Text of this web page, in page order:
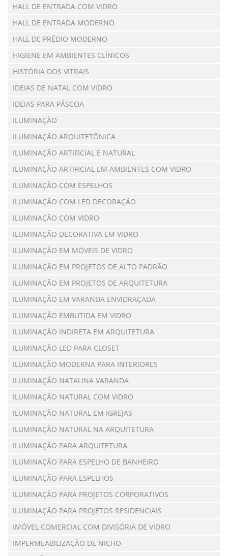
HALL DE ENTRADA COM VIDRO
HALL DE ENTRADA MODERNO
HALL DE PRÉDIO MODERNO
HIGIENE EM AMBIENTES CLÍNICOS
HISTÓRIA DOS VITRAIS
IDEIAS DE NATAL COM VIDRO
IDEIAS PARA PÁSCOA
ILUMINAÇÃO
ILUMINAÇÃO ARQUITETÔNICA
ILUMINAÇÃO ARTIFICIAL E NATURAL
ILUMINAÇÃO ARTIFICIAL EM AMBIENTES COM VIDRO
ILUMINAÇÃO COM ESPELHOS
ILUMINAÇÃO COM LED DECORAÇÃO
ILUMINAÇÃO COM VIDRO
ILUMINAÇÃO DECORATIVA EM VIDRO
ILUMINAÇÃO EM MÓVEIS DE VIDRO
ILUMINAÇÃO EM PROJETOS DE ALTO PADRÃO
ILUMINAÇÃO EM PROJETOS DE ARQUITETURA
ILUMINAÇÃO EM VARANDA ENVIDRAÇADA
ILUMINAÇÃO EMBUTIDA EM VIDRO
ILUMINAÇÃO INDIRETA EM ARQUITETURA
ILUMINAÇÃO LED PARA CLOSET
ILUMINAÇÃO MODERNA PARA INTERIORES
ILUMINAÇÃO NATALINA VARANDA
ILUMINAÇÃO NATURAL COM VIDRO
ILUMINAÇÃO NATURAL EM IGREJAS
ILUMINAÇÃO NATURAL NA ARQUITETURA
ILUMINAÇÃO PARA ARQUITETURA
ILUMINAÇÃO PARA ESPELHO DE BANHEIRO
ILUMINAÇÃO PARA ESPELHOS
ILUMINAÇÃO PARA PROJETOS CORPORATIVOS
ILUMINAÇÃO PARA PROJETOS RESIDENCIAIS
IMÓVEL COMERCIAL COM DIVISÓRIA DE VIDRO
IMPERMEABILIZAÇÃO DE NICHO